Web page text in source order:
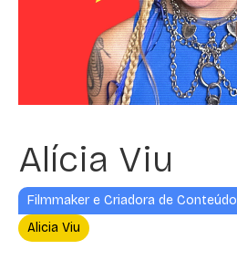
Alícia Viu
Filmmaker e Criadora de Conteúdo
Alicia Viu